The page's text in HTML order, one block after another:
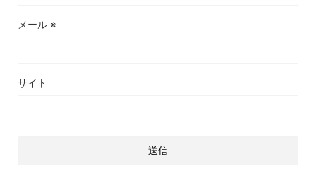
メール ※
サイト